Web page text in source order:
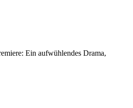
Ein aufwühlendes Drama,